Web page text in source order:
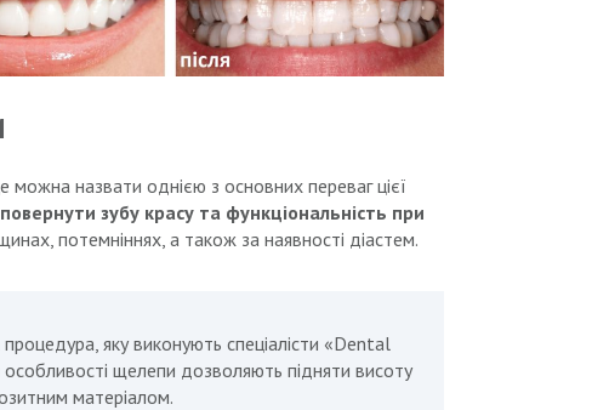
можна назвати однією з основних переваг цієї
зубу красу та функціональність при
потемніннях, а також за наявності діастем.
яку виконують спеціалісти «Dental
особливості щелепи дозволяють підняти висоту
матеріалом.